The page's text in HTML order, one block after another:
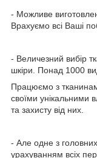
- Можливе
Врахуємо всі Ваші
- Величезний вибір
шкіри. Понад 1000
Працюємо з
своїми унікальними
та захисту від них.
- Але одне з
урахуванням всіх